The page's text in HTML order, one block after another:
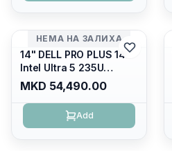
НЕМА НА ЗАЛИХА
14" DELL PRO PLUS 14
Intel Ultra 5 235U
Vpro/16gb RAM DDR5
5600mhz/ 512 GB SSD
M.2 Nvme
2230/FULLHD+ (16:10)
MKD 54,490.00
Add